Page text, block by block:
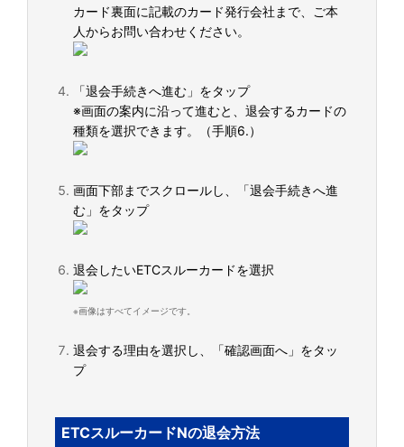
カード裏面に記載のカード発行会社まで、ご本
人からお問い合わせください。
「退会手続きへ進む」をタップ
※画面の案内に沿って進むと、退会するカードの
種類を選択できます。（手順6.）
画面下部までスクロールし、「退会手続きへ進
む」をタップ
退会したいETCスルーカードを選択
※画像はすべてイメージです。
退会する理由を選択し、「確認画面へ」をタッ
プ
ETCスルーカードNの退会方法